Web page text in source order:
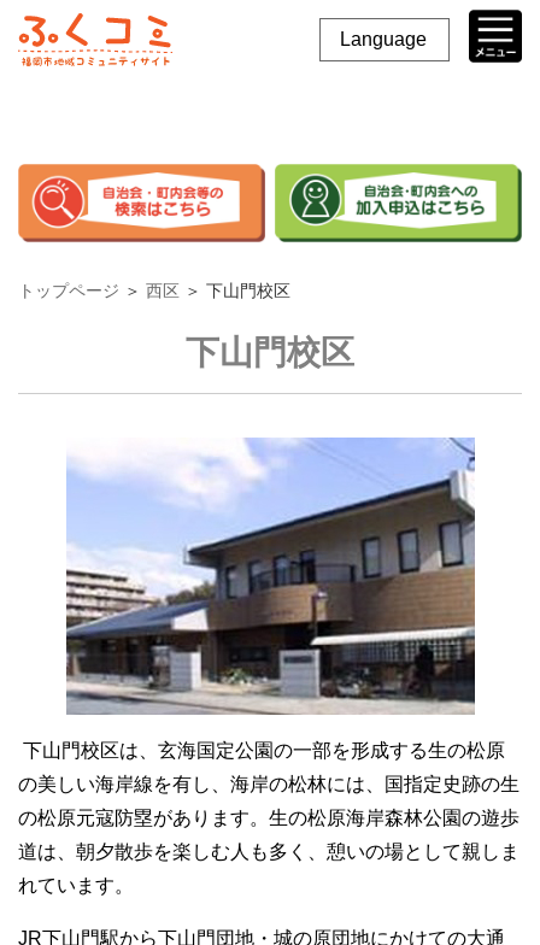
Language
トップページ ＞ 西区 ＞ 下山門校区
下山門校区
下山門校区は、玄海国定公園の一部を形成する生の松原
の美しい海岸線を有し、海岸の松林には、国指定史跡の生
の松原元寇防塁があります。生の松原海岸森林公園の遊歩
道は、朝夕散歩を楽しむ人も多く、憩いの場として親しま
れています。
JR下山門駅から下山門団地・城の原団地にかけての大通